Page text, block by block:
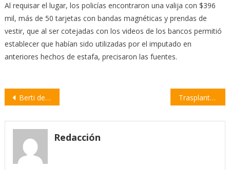
Al requisar el lugar, los policías encontraron una valija con $396
mil, más de 50 tarjetas con bandas magnéticas y prendas de
vestir, que al ser cotejadas con los videos de los bancos permitió
establecer que habían sido utilizadas por el imputado en
anteriores hechos de estafa, precisaron las fuentes.
Navegación
entradas
Berti designó a Oscar Bardey como Director de Vecinales Trasplante de órganos: «No existe una lista de espera sino una base de datos»
Redacción